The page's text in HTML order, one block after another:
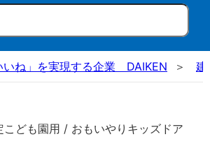
いね」を実現する企業 DAIKEN 建
こども園用 / おもいやりキッズドア